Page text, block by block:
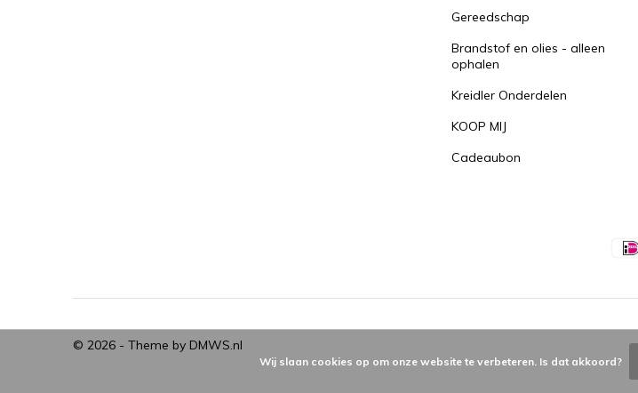
Gereedschap
Brandstof en olies - alleen
ophalen
Kreidler Onderdelen
KOOP MIJ
Cadeaubon
© 2026 - Theme by DMWS.nl
Wij slaan cookies op om onze website te verbeteren. Is dat akkoord?